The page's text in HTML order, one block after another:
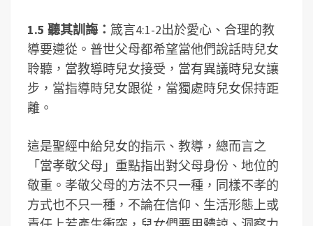
1.5 聽其訓誨： 箴言4:1-2出於愛心、合理的教
導要遵從。普世父母都希望當他們說話時兒女
聆聽，當教導時兒女接受，當有異議時兒女讓
步，當指導時兒女跟從，當獨處時兒女保持距
離。
這是聖經中給兒女的指示、教導，總而言之
「當孝敬父母」重點指出對父母身份、地位的
敬重。孝敬父母的方法不只一種，同樣不孝的
方式也不只一種，不論在信仰、生活形態上或